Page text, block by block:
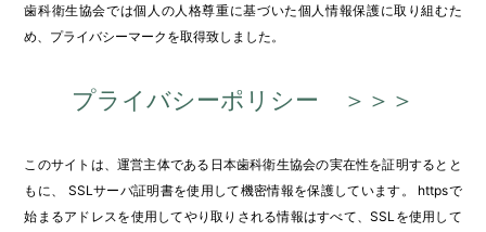
歯科衛生協会では個人の人格尊重に基づいた個人情報保護に取り組むた
め、プライバシーマークを取得致しました。
プライバシーポリシー ＞＞＞
Click to open certificate
このサイトは、運営主体である日本歯科衛生協会の実在性を証明するとと
もに、 SSLサーバ証明書を使用して機密情報を保護しています。 httpsで
始まるアドレスを使用してやり取りされる情報はすべて、SSLを使用して